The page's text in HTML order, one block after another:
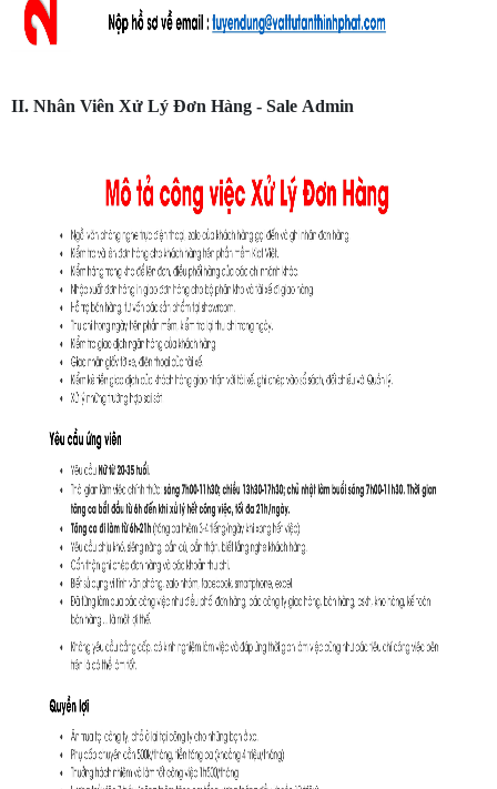
II. Nhân Viên Xử Lý Đơn Hàng - Sale Admin